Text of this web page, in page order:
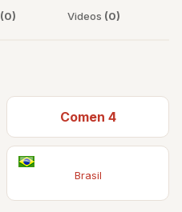
(0) Videos (0)
Comen 4
Brasil